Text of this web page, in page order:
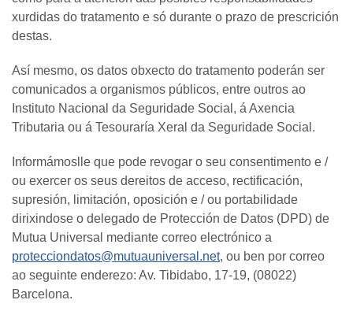
xurdidas do tratamento e só durante o prazo de prescrición
destas.
Así mesmo, os datos obxecto do tratamento poderán ser
comunicados a organismos públicos, entre outros ao
Instituto Nacional da Seguridade Social, á Axencia
Tributaria ou á Tesouraría Xeral da Seguridade Social.
Informámoslle que pode revogar o seu consentimento e /
ou exercer os seus dereitos de acceso, rectificación,
supresión, limitación, oposición e / ou portabilidade
dirixindose o delegado de Protección de Datos (DPD) de
Mutua Universal mediante correo electrónico a
protecciondatos@mutuauniversal.net, ou ben por correo
ao seguinte enderezo: Av. Tibidabo, 17-19, (08022)
Barcelona.